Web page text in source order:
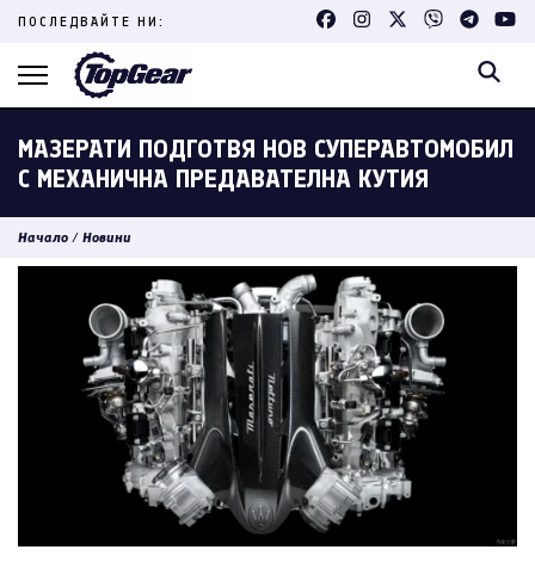
Skip
content
ПОСЛЕДВАЙТЕ НИ:
МАЗЕРАТИ ПОДГОТВЯ НОВ СУПЕРАВТОМОБИЛ
С МЕХАНИЧНА ПРЕДАВАТЕЛНА КУТИЯ
Начало / Новини